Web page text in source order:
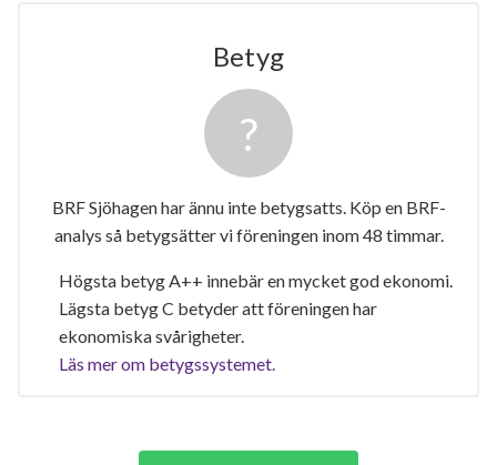
Betyg
BRF Sjöhagen har ännu inte betygsatts. Köp en BRF-
analys så betygsätter vi föreningen inom 48 timmar.
Högsta betyg A++ innebär en mycket god ekonomi.
Lägsta betyg C betyder att föreningen har
ekonomiska svårigheter.
Läs mer om betygssystemet.